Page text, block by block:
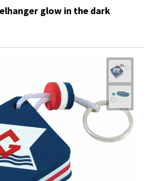
glow in the dark